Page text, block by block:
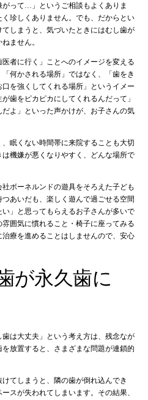
がって…」というご相談もよくありま
珍しくありません。でも、だからとい
しまうと、気づいたときにはむし歯が
ません。
者に行く」ことへのイメージを変える
何かされる場所」ではなく、「歯をき
を強くしてくれる場所」というイメー
歯をピカピカにしてくれるんだって」
だよ」といった声かけが、お子さんの気
眠くない時間帯に来院することも大切
機嫌が悪くなりやすく、どんな場所で
ボーネルンドの遊具をそろえた子ども
あいだも、楽しく遊んで過ごせる空間
」と思ってもらえるお子さんが多いで
囲気に慣れること・椅子に座ってみる
療を進めることはしませんので、安心
が永久歯に
歯は大丈夫」という考え方は、残念なが
放置すると、さまざまな問題が連鎖的
てしまうと、隣の歯が倒れ込んでき
スが失われてしまいます。その結果、